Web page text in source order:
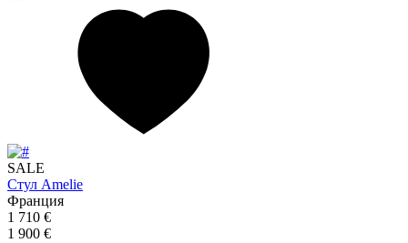
SALE
Стул Amelie
Франция
1 710 €
1 900 €